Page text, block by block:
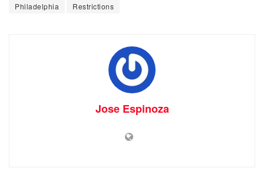
Philadelphia
Restrictions
Jose Espinoza